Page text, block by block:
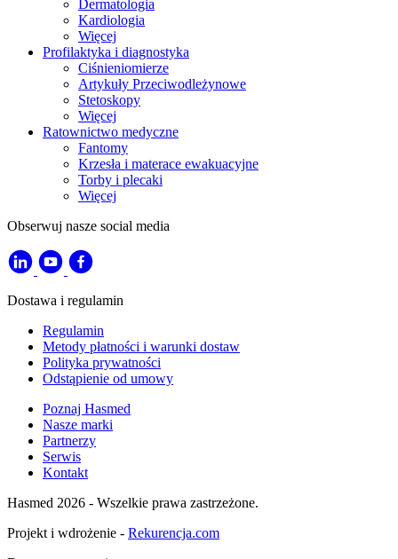
Dermatologia
Kardiologia
Więcej
Profilaktyka i diagnostyka
Ciśnieniomierze
Artykuły Przeciwodleżynowe
Stetoskopy
Więcej
Ratownictwo medyczne
Fantomy
Krzesła i materace ewakuacyjne
Torby i plecaki
Więcej
Obserwuj nasze social media
Dostawa i regulamin
Regulamin
Metody płatności i warunki dostaw
Polityka prywatności
Odstąpienie od umowy
Poznaj Hasmed
Nasze marki
Partnerzy
Serwis
Kontakt
Hasmed 2026 - Wszelkie prawa zastrzeżone.
Projekt i wdrożenie - Rekurencja.com